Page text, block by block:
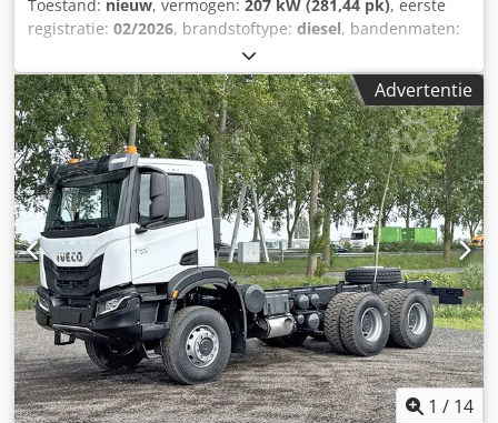
Toestand: nieuw, vermogen: 207 kW (281,44 pk), eerste
registratie: 02/2026, brandstoftype: diesel, bandenmaten:
4x4, wielbasis:
brandstof:diesel, brandstoftankcapaciteit:180 l, kleur:wit,
bestuurderscabine:dagcabine, soort overbrenging:
mechanisch, emissieklasse:Euro 3, ophanging:staal,
totale lengte:7.500 mm, totale breedte:2.500 mm, totale
hoogte:3.200 mm, Bouwjaar:2024, Uitrusting:AdBlue,
airconditioning , Technische gegevens Aantal cilinders: 6
Motorinhoud: 6.728 cc Versnellingsbak Versnellingsbak:
6S1000TO, handgeschakelde versnellingsbak
Asconfiguratie Bandenmaat: 14.00R20 Remmen:
trommelremmen Vering: bladvering Vooras: stuurbaar
Gewichten Ledig gewicht: 5.590 kg Laadvermogen: 9.410 kg
Toelaatbaar totaalgewicht: 15.000 kg Dedpfxozrmbcs Ah
Nswa
Advertentie
1 / 14